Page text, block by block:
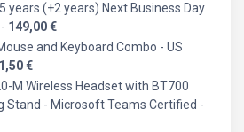
years (+2 years) Next Business Day
149,00 €
and Keyboard Combo - US
€
M Wireless Headset with BT700
Stand - Microsoft Teams Certified -